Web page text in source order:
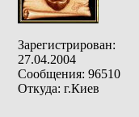
Зарегистрирован:
27.04.2004
Сообщения: 96510
Откуда: г.Киев